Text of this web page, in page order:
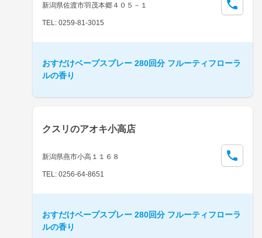
新潟県佐渡市羽茂本郷４０５－１
TEL: 0259-81-3015
おすだけベープスプレー 280回分 フルーティフローラ
ルの香り
クスリのアオキ小高店
新潟県燕市小高１１６８
TEL: 0256-64-8651
おすだけベープスプレー 280回分 フルーティフローラ
ルの香り